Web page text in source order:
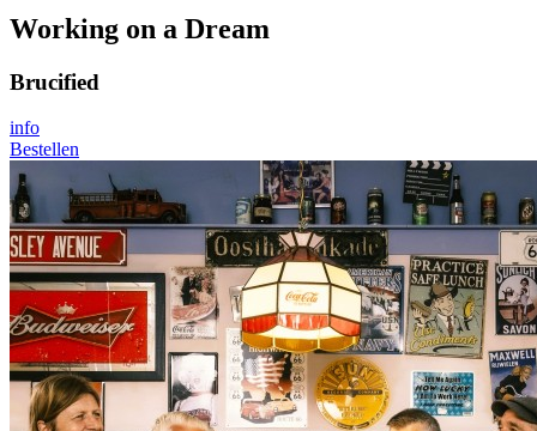
Working on a Dream
Brucified
info
Bestellen